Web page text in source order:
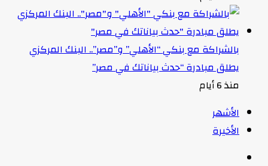
بالشراكة مع بنكي “الأهلي” و”مصر”.. البنك المركزي
يطلق مبادرة “حدث بياناتك في مصر”
منذ 6 أيام
الأشهر
الأخيرة